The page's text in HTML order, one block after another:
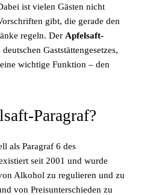
ist vielen Gästen nicht
gibt, die gerade den
regeln. Der Apfelsaft-
Gaststättengesetzes,
wichtige Funktion – den
Paragraf?
als Paragraf 6 des
seit 2001 und wurde
Alkohol zu regulieren und zu
von Preisunterschieden zu